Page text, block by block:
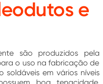
e
são produzidos pela
o uso na fabricação de
em vários níveis